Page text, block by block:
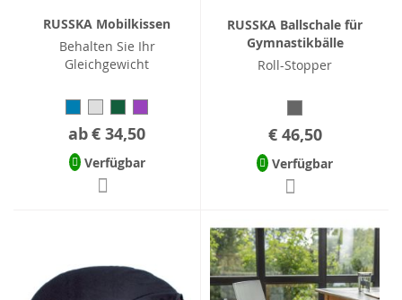
RUSSKA Mobilkissen
Behalten Sie Ihr
Gleichgewicht
ab€ 34,50
Verfügbar
RUSSKA Ballschale für
Gymnastikbälle
Roll-Stopper
€ 46,50
Verfügbar